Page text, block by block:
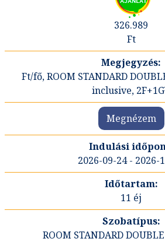
326.989
Ft
Ft/fő, ROOM STANDARD
inclusive,
Megnézem
2026-09-24 - 2026-
11 éj
ROOM STANDARD